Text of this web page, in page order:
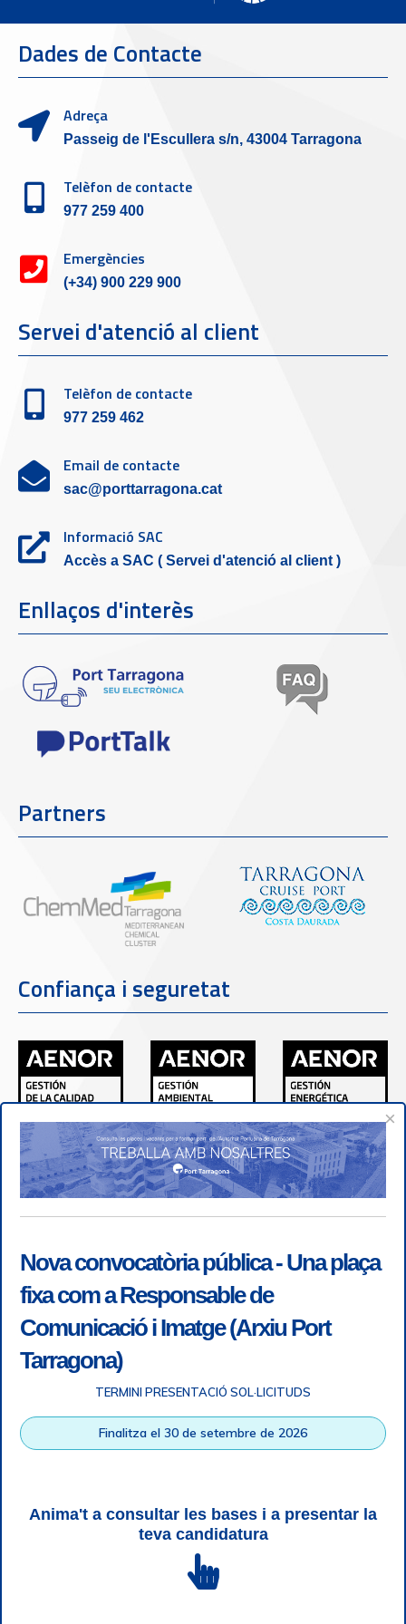
Dades de Contacte
Adreça
Passeig de l'Escullera s/n, 43004 Tarragona
Telèfon de contacte
977 259 400
Emergències
(+34) 900 229 900
Servei d'atenció al client
Telèfon de contacte
977 259 462
Email de contacte
sac@porttarragona.cat
Informació SAC
Accès a SAC ( Servei d'atenció al client )
Enllaços d'interès
Partners
Confiança i seguretat
Accessibilitat |Nota legal | Info RGPD |Informació de
×
Nova convocatòria pública - Una plaça
fixa com a Responsable de
Comunicació i Imatge (Arxiu Port
Tarragona)
TERMINI PRESENTACIÓ SOL·LICITUDS
Finalitza el 30 de setembre de 2026
Anima't a consultar les bases i a presentar la
teva candidatura